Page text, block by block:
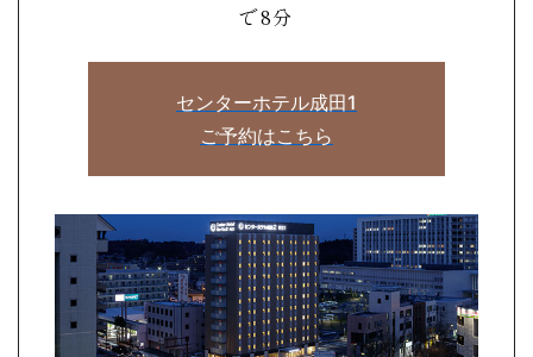
で8分
センターホテル成田1
ご予約はこちら